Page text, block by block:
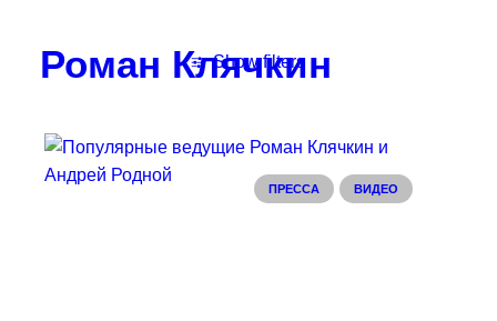
Роман Клячкин
Show filters
ПРЕССА ВИДЕО